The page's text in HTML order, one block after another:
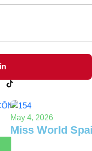
May 4, 2026
Miss World